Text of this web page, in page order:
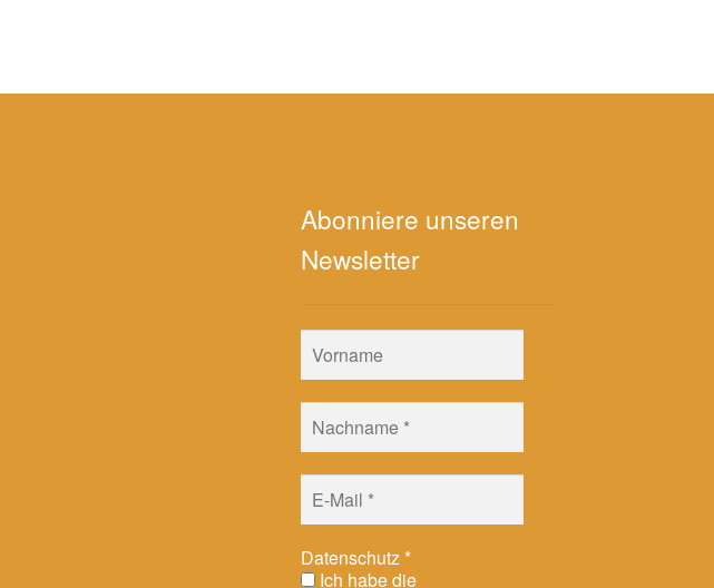
Abonniere unseren
Newsletter
Datenschutz*
Ich habe die